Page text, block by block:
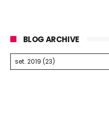
BLOG ARCHIVE